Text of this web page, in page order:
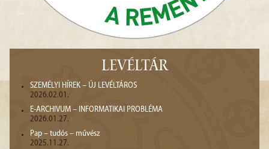
LEVÉLTÁR
SZEMÉLYI HÍREK – ÚJ LEVÉLTÁROS
2026.02.01.
E-ARCHIVUM – INFORMATIKAI PROBLÉMA
2026.01.27.
Pap – tudós – művész
2025.11.27.